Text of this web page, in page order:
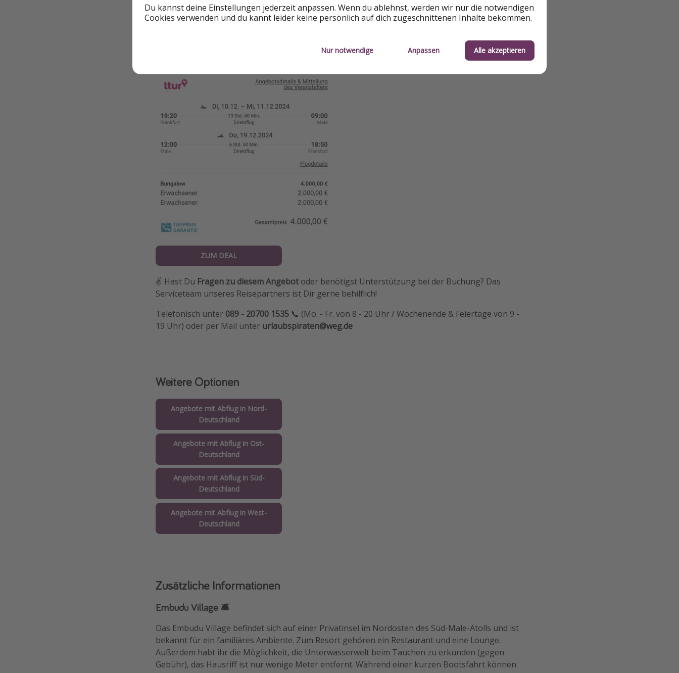
ZUM DEAL
✌️ Hast Du Fragen zu diesem Angebotoder benötigst Unterstützung bei der Buchung? Das
Serviceteam unseres Reisepartners ist Dir gerne behilflich!
Telefonisch unter 089 - 20700 1535 📞 (Mo. - Fr. von 8 - 20 Uhr / Wochenende & Feiertage von 9 -
19 Uhr) oder per Mail unter urlaubspiraten@weg.de
Weitere Optionen
Angebote mit Abflug in Nord-
Deutschland
Angebote mit Abflug in Ost-
Deutschland
Angebote mit Abflug in Süd-
Deutschland
Angebote mit Abflug in West-
Deutschland
Zusätzliche Informationen
Embudu Village 🛎️
Das Embudu Village befindet sich auf einer Privatinsel im Nordosten des Süd-Male-Atolls und ist
bekannt für ein familiäres Ambiente. Zum Resort gehören ein Restaurant und eine Lounge.
Außerdem habt ihr die Möglichkeit, die Unterwasserwelt beim Tauchen zu erkunden (gegen
Gebühr), das Hausriff ist nur wenige Meter entfernt. Während einer kurzen Bootsfahrt können
Du kannst deine Einstellungen jederzeit anpassen. Wenn du ablehnst, werden wir nur die notwendigen
Cookies verwenden und du kannt leider keine persönlich auf dich zugeschnittenen Inhalte bekommen.
Nur notwendige Anpassen Alle akzeptieren